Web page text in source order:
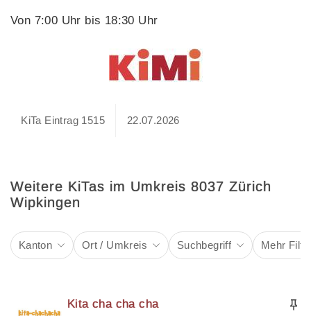
Von 7:00 Uhr bis 18:30 Uhr
KiTa Eintrag 1515 22.07.2026
Weitere KiTas im Umkreis 8037 Zürich
Wipkingen
Kanton Ort / Umkreis Suchbegriff Mehr
Kita cha cha cha